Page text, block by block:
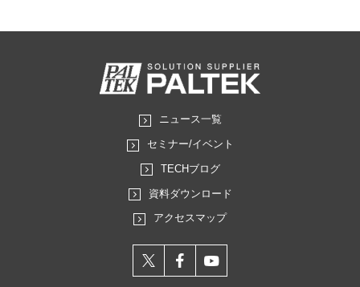
ニュース一覧
セミナー/イベント
TECHブログ
資料ダウンロード
アクセスマップ
X facebook